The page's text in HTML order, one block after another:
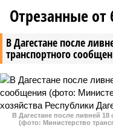
В Дагестане после
транспортного
Отрезанные
В Дагестане после ливней 18
(фото: Министерство